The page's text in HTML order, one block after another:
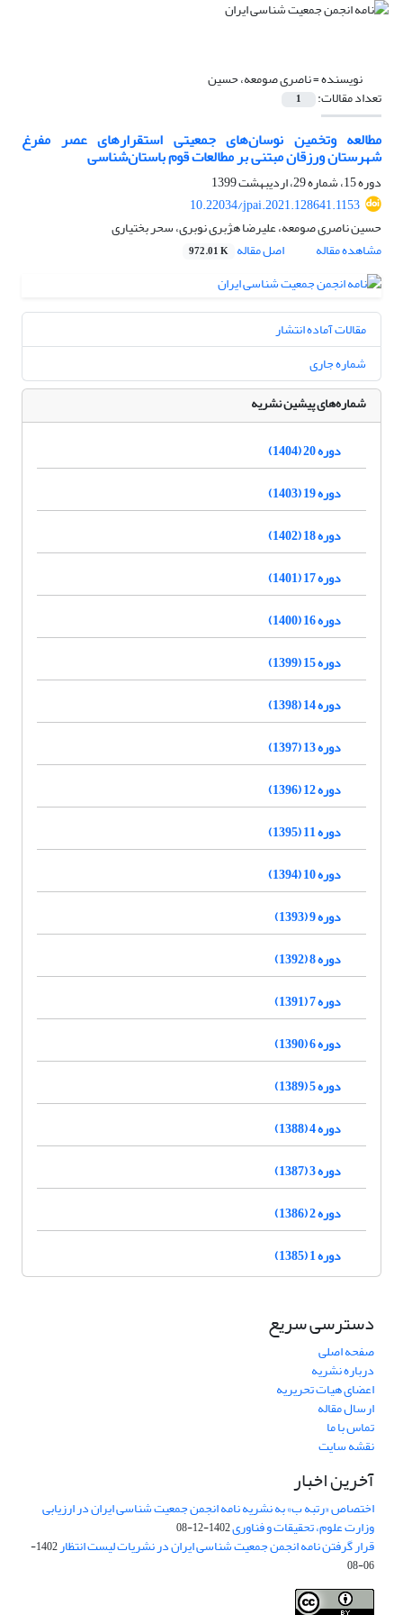
نویسنده =ناصری صومعه، حسین
تعداد مقالات: 1
مطالعه وتخمین نوسان‌های جمعیتی استقرارهای عصر مفرغ
شهرستان ورزقان مبتنی بر مطالعات قوم باستان‌شناسی
دوره 15، شماره 29، اردیبهشت 1399
10.22034/jpai.2021.128641.1153
حسین ناصری صومعه، علیرضا هژبری نوبری، سحر بختیاری
مشاهده مقاله
اصل مقاله 972.01 K
مقالات آماده انتشار
شماره جاری
شماره‌های پیشین نشریه
دوره 20 (1404)
دوره 19 (1403)
دوره 18 (1402)
دوره 17 (1401)
دوره 16 (1400)
دوره 15 (1399)
دوره 14 (1398)
دوره 13 (1397)
دوره 12 (1396)
دوره 11 (1395)
دوره 10 (1394)
دوره 9 (1393)
دوره 8 (1392)
دوره 7 (1391)
دوره 6 (1390)
دوره 5 (1389)
دوره 4 (1388)
دوره 3 (1387)
دوره 2 (1386)
دوره 1 (1385)
دسترسی سریع
صفحه اصلی
درباره نشریه
اعضای هیات تحریریه
ارسال مقاله
تماس با ما
نقشه سایت
آخرین اخبار
اختصاص «رتبه ب» به نشریه نامه انجمن جمعیت شناسی ایران در ارزیابی
وزارت علوم، تحقیقات و فناوری1402-12-08
قرار گرفتن نامه انجمن جمعیت شناسی ایران در نشریات لیست انتظار
1402-
06-08